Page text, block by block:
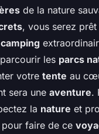
de la nature
, vous serez
camping
les parcs
votre tente au
sera une aventure.
la nature et
faire de ce